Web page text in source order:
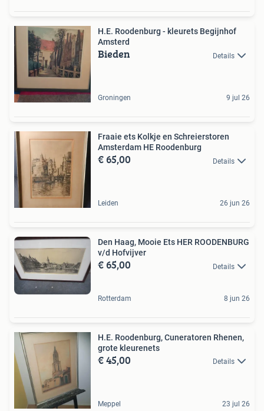
H.E. Roodenburg - kleurets Begijnhof
Amsterd
Bieden Details
Groningen 9 jul 26
Fraaie ets Kolkje en Schreierstoren
Amsterdam HE Roodenburg
€ 65,00 Details
Leiden 26 jun 26
Den Haag, Mooie Ets HER ROODENBURG
v/d Hofvijver
€ 65,00 Details
Rotterdam 8 jun 26
H.E. Roodenburg, Cuneratoren Rhenen,
grote kleurenets
€ 45,00 Details
Meppel 23 jul 26